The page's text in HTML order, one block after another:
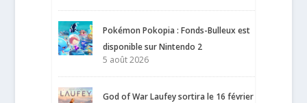
Pokémon Pokopia : Fonds-Bulleux est
disponible sur Nintendo 2
5 août 2026
God of War Laufey sortira le 16 février